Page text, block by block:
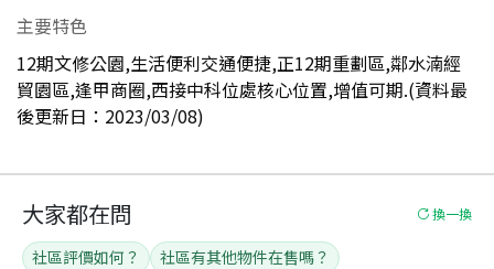
主要特色
12期文修公園,生活便利交通便捷,正12期重劃區,鄰水湳經
貿園區,逢甲商圈,西接中科位處核心位置,增值可期.(資料最
後更新日：2023/03/08)
大家都在問 換一換
社區評價如何？
社區有其他物件在售嗎？